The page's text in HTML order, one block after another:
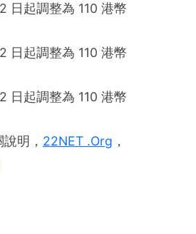
日起調整為 110 港幣
日起調整為 110 港幣
日起調整為 110 港幣
明， 22NET .Org ，